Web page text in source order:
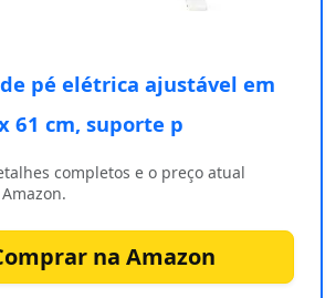
pé elétrica ajustável em
61 cm, suporte p
completos e o preço atual
na Amazon